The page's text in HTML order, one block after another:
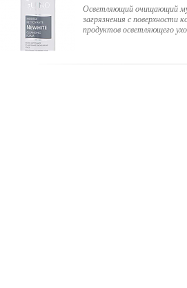
Осветляющий очищающий
загрязнения с поверхности
продуктов осветляющего